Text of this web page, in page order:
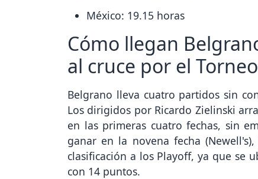
México: 19.15 horas
Cómo llegan
al cruce por el
Belgrano lleva cuatro partidos sin
Los dirigidos por Ricardo Zielinski
en las primeras cuatro fechas, sin
ganar en la novena fecha
clasificación a los Playoff, ya que se
con 14 puntos.